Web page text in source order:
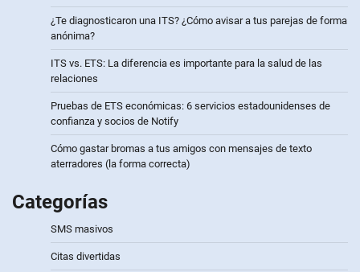
¿Te diagnosticaron una ITS? ¿Cómo avisar a tus parejas de forma
anónima?
ITS vs. ETS: La diferencia es importante para la salud de las
relaciones
Pruebas de ETS económicas: 6 servicios estadounidenses de
confianza y socios de Notify
Cómo gastar bromas a tus amigos con mensajes de texto
aterradores (la forma correcta)
Categorías
SMS masivos
Citas divertidas